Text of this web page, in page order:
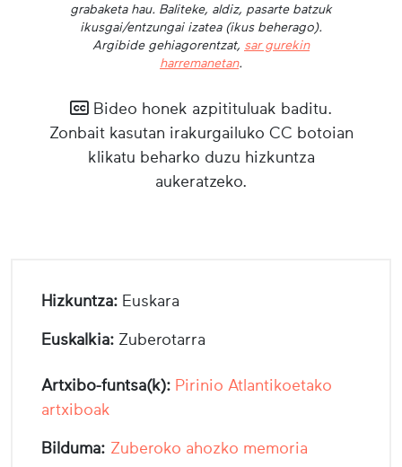
grabaketa hau. Baliteke, aldiz, pasarte batzuk
ikusgai/entzungai izatea (ikus beherago).
Argibide gehiagorentzat, sar gurekin
harremanetan.
Bideo honek azpitituluak baditu.
Zonbait kasutan irakurgailuko CC botoian
klikatu beharko duzu hizkuntza
aukeratzeko.
Hizkuntza: Euskara
Euskalkia: Zuberotarra
Artxibo-funtsa(k): Pirinio Atlantikoetako
artxiboak
Bilduma: Zuberoko ahozko memoria